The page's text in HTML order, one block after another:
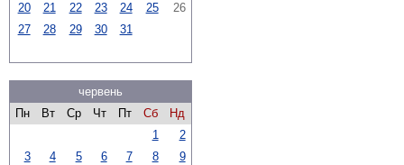
20
21 22 23 24 25
26
27
28 29 30 31
червень
Пн
Вт Ср Чт Пт Сб
Нд
1
2
3
4 5 6 7 8
9